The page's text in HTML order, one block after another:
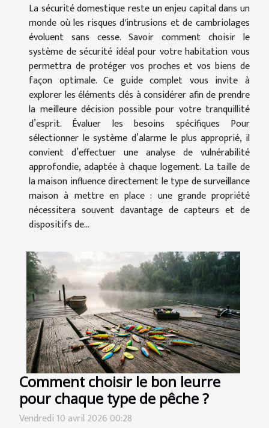
La sécurité domestique reste un enjeu capital dans un
monde où les risques d'intrusions et de cambriolages
évoluent sans cesse. Savoir comment choisir le
système de sécurité idéal pour votre habitation vous
permettra de protéger vos proches et vos biens de
façon optimale. Ce guide complet vous invite à
explorer les éléments clés à considérer afin de prendre
la meilleure décision possible pour votre tranquillité
d’esprit. Évaluer les besoins spécifiques Pour
sélectionner le système d’alarme le plus approprié, il
convient d’effectuer une analyse de vulnérabilité
approfondie, adaptée à chaque logement. La taille de
la maison influence directement le type de surveillance
maison à mettre en place : une grande propriété
nécessitera souvent davantage de capteurs et de
dispositifs de...
Comment choisir le bon leurre
pour chaque type de pêche ?
Vendredi 10 avril 2026 00:28